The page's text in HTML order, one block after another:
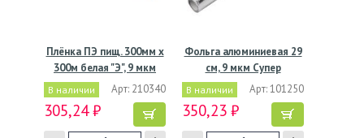
Плёнка ПЭ пищ. 300мм х
300м белая "Э", 9 мкм
В наличии Арт: 210340
305,24 ₽
Фольга алюминиевая 29
см, 9 мкм Супер
эконом…
В наличии Арт: 101250
350,23 ₽